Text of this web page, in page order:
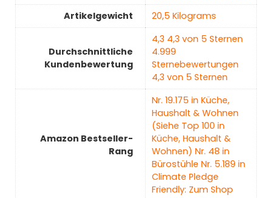
Artikelgewicht
‎20,5 Kilograms
Durchschnittliche
Kundenbewertung
4,3 4,3 von 5 Sternen
4.999
Sternebewertungen
4,3 von 5 Sternen
Amazon Bestseller-
Rang
Nr. 19.175 in Küche,
Haushalt & Wohnen
(Siehe Top 100 in
Küche, Haushalt &
Wohnen) Nr. 48 in
Bürostühle Nr. 5.189 in
Climate Pledge
Friendly: Zum Shop